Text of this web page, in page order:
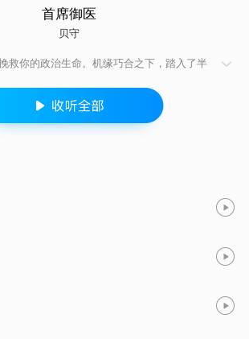
首席御医
贝守
救你的政治生命。机缘巧合之下，踏入了半